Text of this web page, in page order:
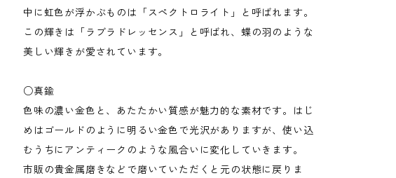
中に虹色が浮かぶものは「スペクトロライト」と呼ばれます。
この輝きは「ラブラドレッセンス」と呼ばれ、蝶の羽のような
美しい輝きが愛されています。
○真鍮
色味の濃い金色と、あたたかい質感が魅力的な素材です。はじ
めはゴールドのように明るい金色で光沢がありますが、使い込
むうちにアンティークのような風合いに変化していきます。
市販の貴金属磨きなどで磨いていただくと元の状態に戻りま